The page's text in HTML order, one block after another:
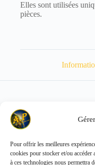
Pour offrir les meilleures
cookies pour stocker et/ou
à ces technologies nous permettra
Elles sont utilisées
pièces.
Poids
Copyright © 2026 -